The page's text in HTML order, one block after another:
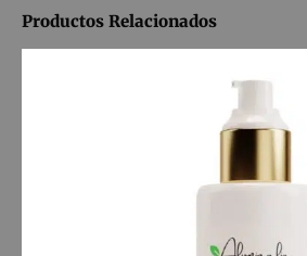
Productos Relacionados